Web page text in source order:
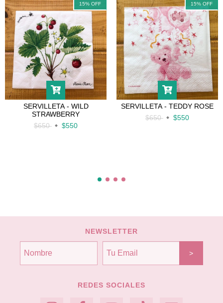
15% OFF
SERVILLETA - WILD
STRAWBERRY
$650
$550
15% OFF
SERVILLETA - TEDDY ROSE
$650
$550
NEWSLETTER
REDES SOCIALES